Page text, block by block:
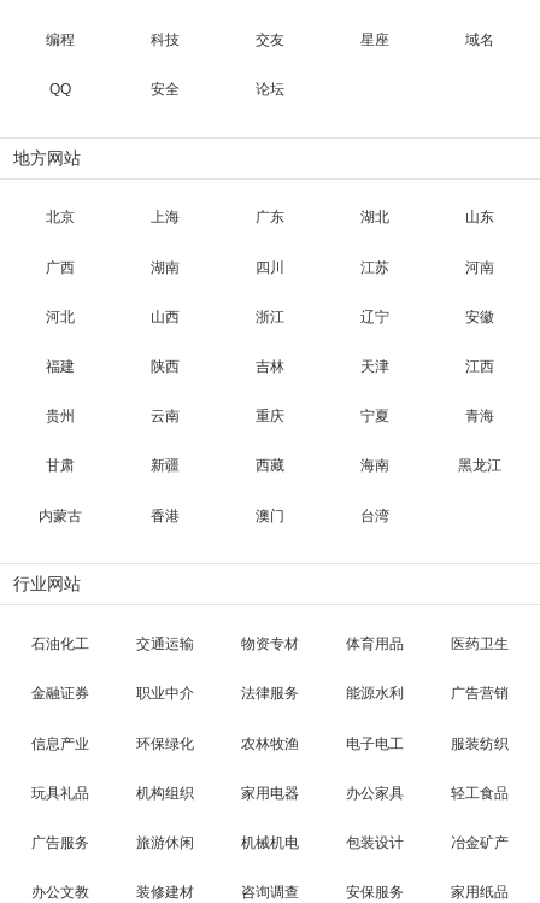
编程 科技 交友 星座 域名
QQ 安全 论坛
地方网站
北京 上海 广东 湖北 山东
广西 湖南 四川 江苏 河南
河北 山西 浙江 辽宁 安徽
福建 陕西 吉林 天津 江西
贵州 云南 重庆 宁夏 青海
甘肃 新疆 西藏 海南 黑龙江
内蒙古 香港 澳门 台湾
行业网站
石油化工 交通运输 物资专材 体育用品 医药卫生
金融证券 职业中介 法律服务 能源水利 广告营销
信息产业 环保绿化 农林牧渔 电子电工 服装纺织
玩具礼品 机构组织 家用电器 办公家具 轻工食品
广告服务 旅游休闲 机械机电 包装设计 冶金矿产
办公文教 装修建材 咨询调查 安保服务 家用纸品